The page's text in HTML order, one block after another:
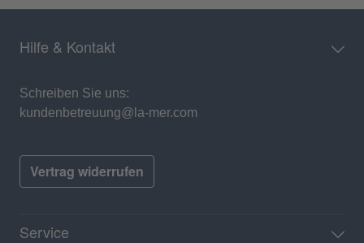
Hilfe & Kontakt
Schreiben Sie uns:
kundenbetreuung@la-mer.com
Vertrag widerrufen
Service